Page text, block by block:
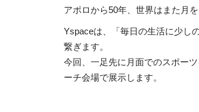
アポロから50年、世界はまた月を
Yspaceは、「毎日の生活に少し
繋ぎます。
今回、一足先に月面でのスポー
ーチ会場で展示します。